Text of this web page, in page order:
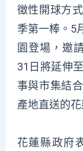
徵性開球方
季第一棒。5
園登場，邀
31日將延伸
事與市集結
產地直送的花
花蓮縣政府